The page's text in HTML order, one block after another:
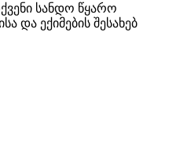
სანდო წყარო
და ექიმების შესახებ